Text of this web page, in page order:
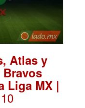
Atlas y
Liga MX |